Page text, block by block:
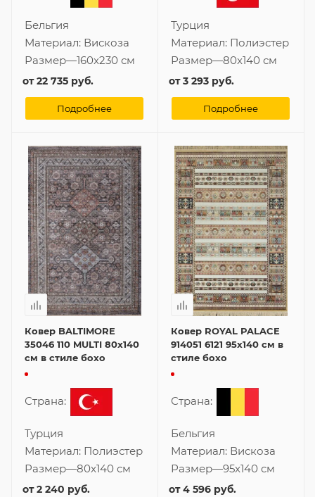
Бельгия
Материал: Вискоза
Размер—160x230 см
от22 735 руб.
Подробнее
Турция
Материал: Полиэстер
Размер—80x140 см
от3 293 руб.
Подробнее
Ковер BALTIMORE
35046 110 MULTI 80x140
см в стиле бохо
Страна:
Турция
Материал: Полиэстер
Размер—80x140 см
от2 240 руб.
Ковер ROYAL PALACE
914051 6121 95x140 см в
стиле бохо
Страна:
Бельгия
Материал: Вискоза
Размер—95x140 см
от4 596 руб.